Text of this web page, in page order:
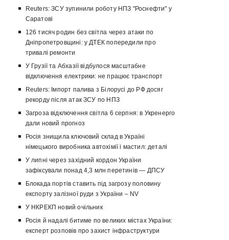
Reuters: ЗСУ зупинили роботу НПЗ "Роснефти" у
Саратові
126 тисяч родин без світла через атаки по
Дніпропетровщині: у ДТЕК попередили про
тривалі ремонти
У Грузії та Абхазії відбулося масштабне
відключення електрики: не працює транспорт
Reuters: Імпорт палива з Білорусі до РФ досяг
рекорду після атак ЗСУ по НПЗ
Загроза відключення світла 6 серпня: в Укренерго
дали новий прогноз
Росія знищила ключовий склад в Україні
німецького виробника автохімії і мастил: деталі
У липні через західний кордон України
зафіксували понад 4,3 млн перетинів — ДПСУ
Блокада портів ставить під загрозу половину
експорту залізної руди з України – NV
У НКРЕКП новий очільник
Росія й надалі битиме по великих містах України:
експерт розповів про захист інфраструктури